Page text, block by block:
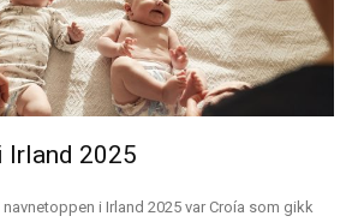
Irland 2025
i Irland 2025 var Croía som gikk